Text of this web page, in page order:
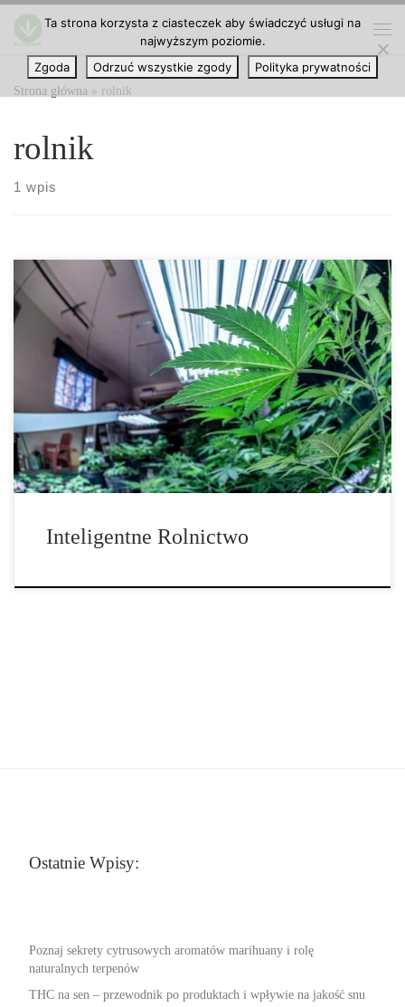
Przejdź do treści
Strona główna » rolnik
rolnik
1 wpis
Inteligentne rolnictwo: Technologia i rolnictwo w parze. W erze
cyfrowej, w której się znajdujemy, inteligentne rolnictwo
rewolucjonizuje sposób uprawy roślin, w tym – jak nie mogło być
inaczej – marihuany. Wraz z rosnącym postępem technologicznym
i łącznością, a także wdrażaniem najnowszych osiągnięć w
dziedzinie robotyki i sztucznej inteligencji, hodowcy konopi […]
Inteligentne Rolnictwo
Ostatnie Wpisy:
Poznaj sekrety cytrusowych aromatów marihuany i rolę
naturalnych terpenów
THC na sen – przewodnik po produktach i wpływie na jakość snu
Ta strona korzysta z ciasteczek aby świadczyć usługi na
najwyższym poziomie.
Zgoda
Odrzuć wszystkie zgody Polityka prywatności